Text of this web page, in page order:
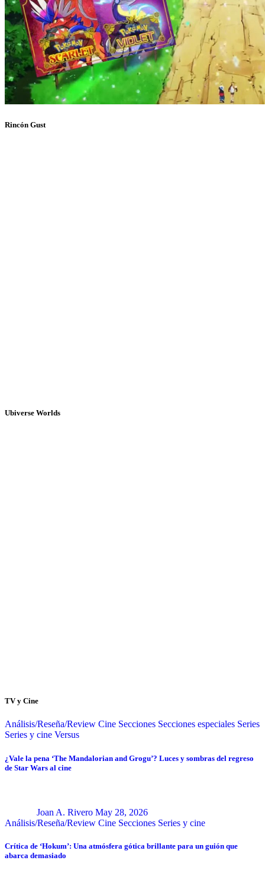
Rincón Gust
Ubiverse Worlds
TV y Cine
Análisis/Reseña/Review Cine Secciones Secciones especiales Series
Series y cine Versus
¿Vale la pena ‘The Mandalorian and Grogu’? Luces y sombras del regreso
de Star Wars al cine
Joan A. Rivero May 28, 2026
Análisis/Reseña/Review Cine Secciones Series y cine
Crítica de ‘Hokum’: Una atmósfera gótica brillante para un guión que
abarca demasiado